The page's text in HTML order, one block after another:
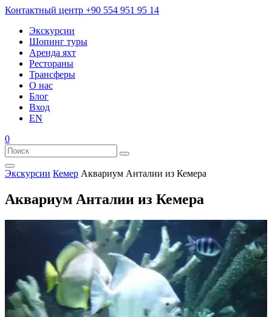
Контактный центр +90 554 951 95 14
Экскурсии
Шопинг туры
Аренда яхт
Рестораны
Трансферы
О нас
Блог
Вход
EN
0
Экскурсии Кемер Аквариум Анталии из Кемера
Аквариум Анталии из Кемера